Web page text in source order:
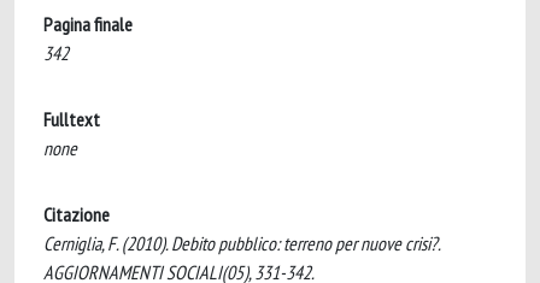
Pagina finale
342
Fulltext
none
Citazione
Cerniglia, F. (2010). Debito pubblico: terreno per nuove crisi?.
AGGIORNAMENTI SOCIALI(05), 331-342.